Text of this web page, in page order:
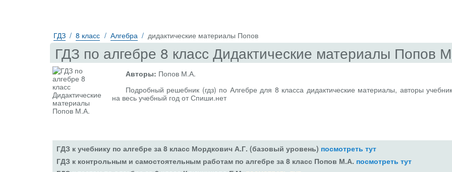
ГДЗ 8 класс Алгебра дидактические материалы Попов
ГДЗ по алгебре 8 класс Дидактические материалы Попов
Авторы: Попов М.А.
Подробный решебник (гдз) по Алгебре для 8 класса дидактические материалы, авторы
на весь учебный год от Спиши.нет
ГДЗ к учебнику по алгебре за 8 класс Мордкович А.Г. (базовый уровень) посмотреть тут
ГДЗ к контрольным и самостоятельным работам по алгебре за 8 класс Попов М.А. посмотреть тут